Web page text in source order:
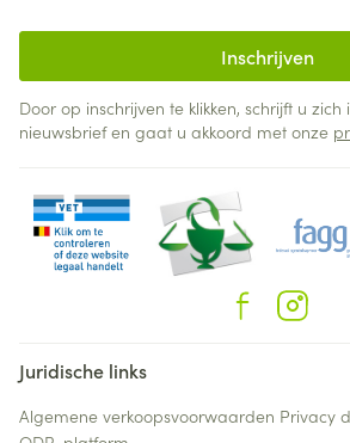
Inschrijven
Door op inschrijven te klikken, schrijft u zich
nieuwsbrief en gaat u akkoord met onze
Juridische links
Algemene verkoopsvoorwaarden Privacy